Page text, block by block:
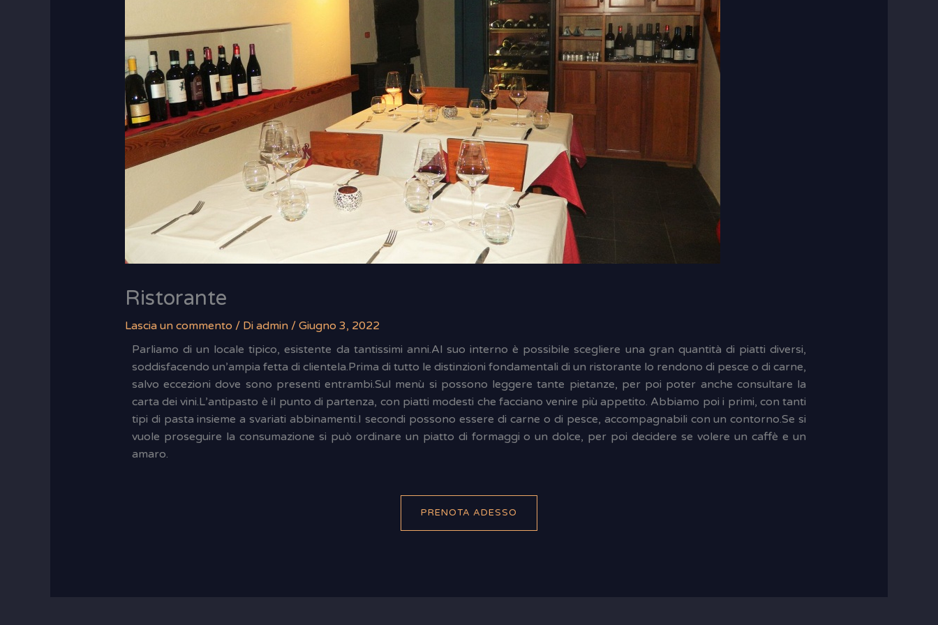
Ristorante
Lascia un commento / Di admin / Giugno 3, 2022
Parliamo di un locale tipico, esistente da tantissimi anni.Al suo interno è possibile scegliere una gran quantità di piatti diversi,
soddisfacendo un’ampia fetta di clientela.Prima di tutto le distinzioni fondamentali di un ristorante lo rendono di pesce o di carne,
salvo eccezioni dove sono presenti entrambi.Sul menù si possono leggere tante pietanze, per poi poter anche consultare la
carta dei vini.L’antipasto è il punto di partenza, con piatti modesti che facciano venire più appetito. Abbiamo poi i primi, con tanti
tipi di pasta insieme a svariati abbinamenti.I secondi possono essere di carne o di pesce, accompagnabili con un contorno.Se si
vuole proseguire la consumazione si può ordinare un piatto di formaggi o un dolce, per poi decidere se volere un caffè e un
amaro.
PRENOTA ADESSO